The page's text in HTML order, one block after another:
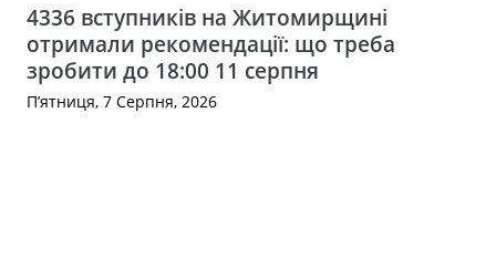
4336 вступників на Житомирщині
отримали рекомендації: що треба
зробити до 18:00 11 серпня
П’ятниця, 7 Серпня, 2026